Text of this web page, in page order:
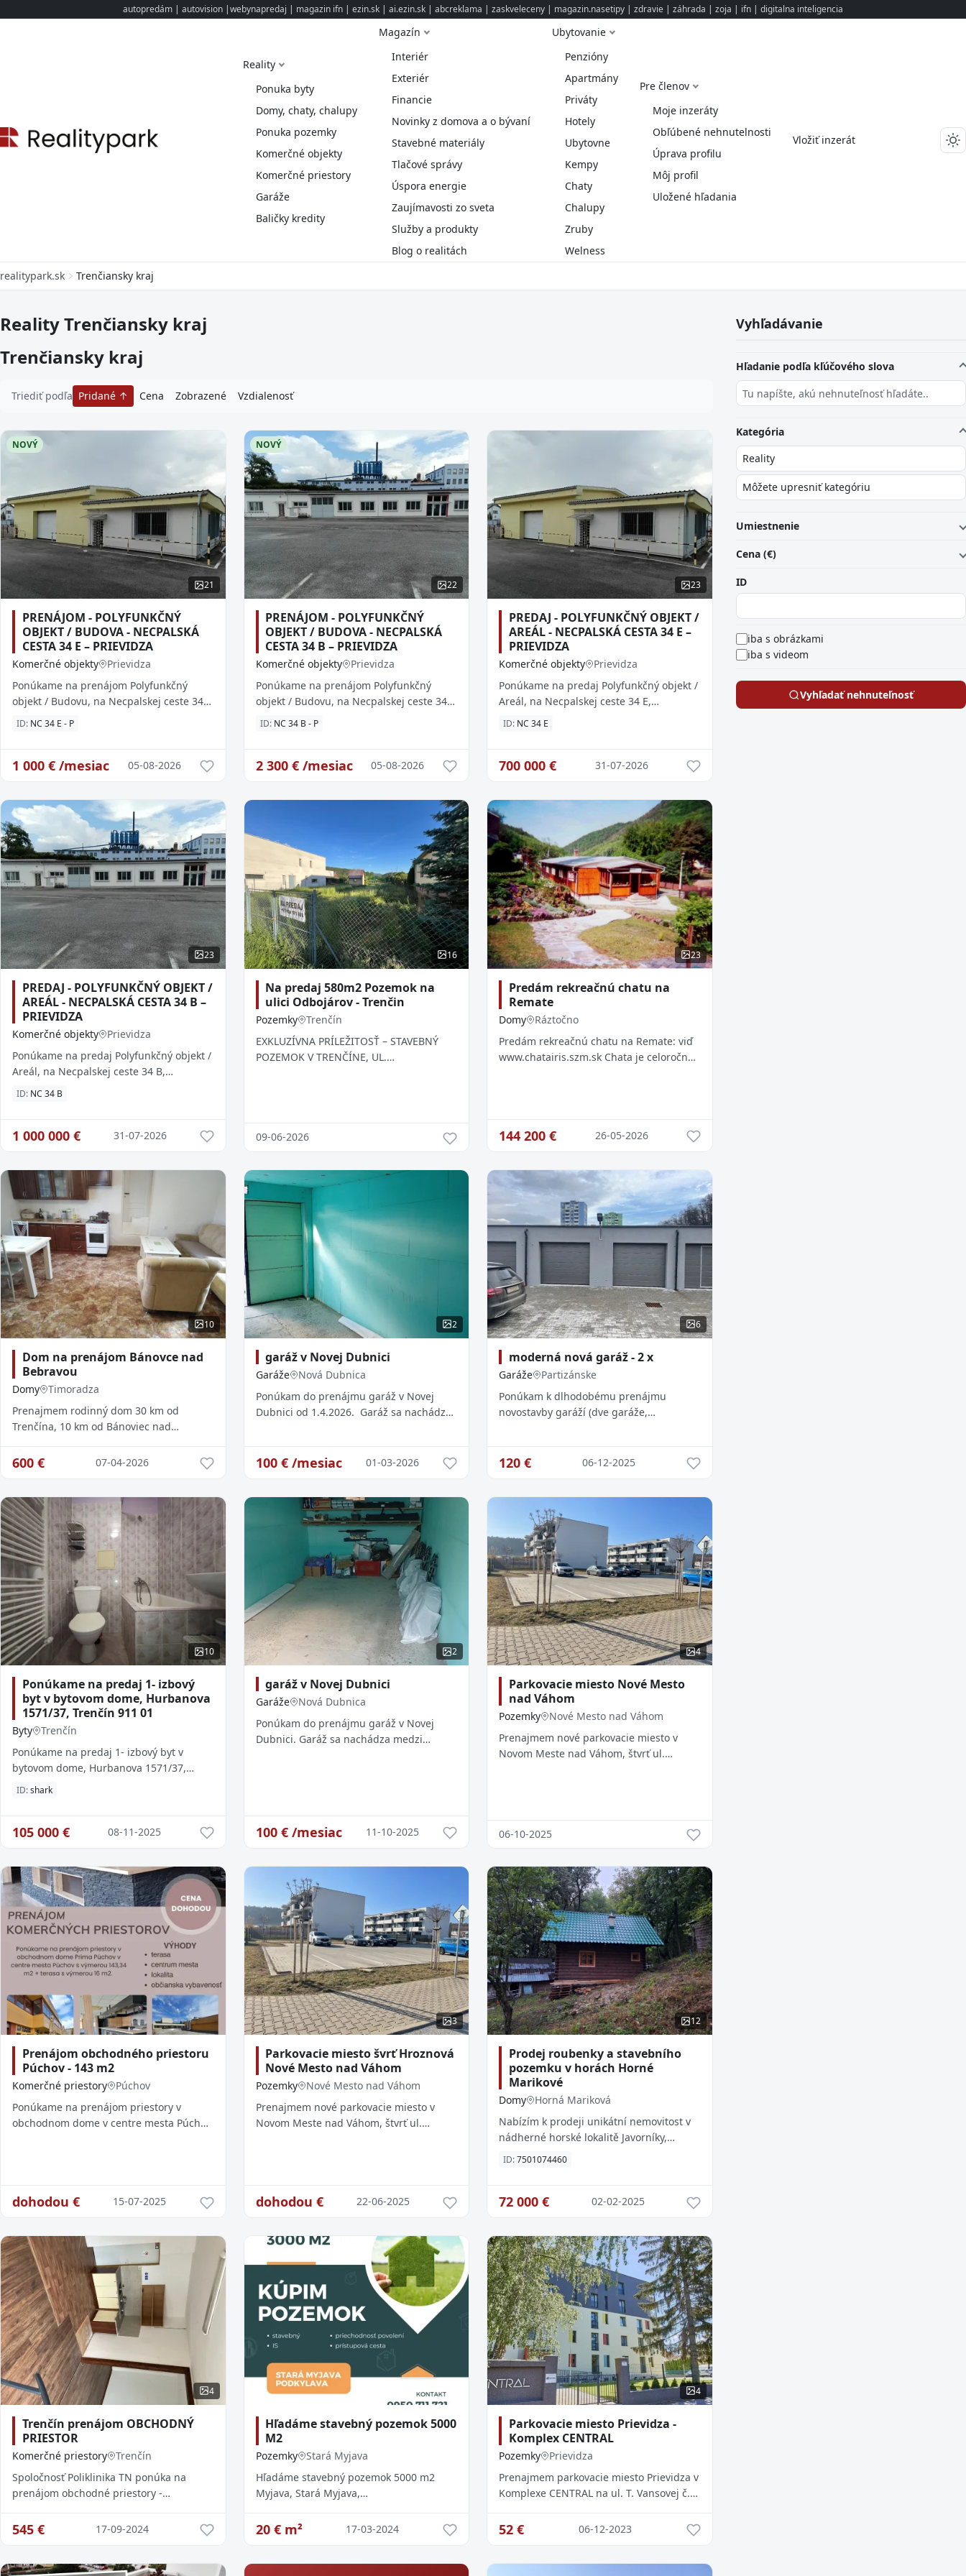
autopredám | autovision |webynapredaj | magazin ifn | ezin.sk | ai.ezin.sk | abcreklama | zaskveleceny | magazin.nasetipy | zdravie | záhrada | zoja | ifn | digitalna inteligencia
Reality
Ponuka byty
Domy, chaty, chalupy
Ponuka pozemky
Komerčné objekty
Komerčné priestory
Garáže
Baličky kredity
Magazín
Interiér
Exteriér
Financie
Novinky z domova a o bývaní
Stavebné materiály
Tlačové správy
Úspora energie
Zaujímavosti zo sveta
Služby a produkty
Blog o realitách
Ubytovanie
Penzióny
Apartmány
Priváty
Hotely
Ubytovne
Kempy
Chaty
Chalupy
Zruby
Welness
Pre členov
Moje inzeráty
Obľúbené nehnutelnosti
Úprava profilu
Môj profil
Uložené hľadania
Vložiť inzerát
realitypark.sk Trenčiansky kraj
Reality Trenčiansky kraj
Trenčiansky kraj
Triediť podľa Pridané Cena Zobrazené Vzdialenosť
NOVÝ
21
PRENÁJOM - POLYFUNKČNÝ
OBJEKT / BUDOVA - NECPALSKÁ
CESTA 34 E – PRIEVIDZA
Komerčné objekty
Prievidza
Ponúkame na prenájom Polyfunkčný
objekt / Budovu, na Necpalskej ceste 34
E, v Prievidzi (oproti LIDLu). Budova
ID: NC 34 E - P
1 000 € /mesiac 05-08-2026
NOVÝ
22
PRENÁJOM - POLYFUNKČNÝ
OBJEKT / BUDOVA - NECPALSKÁ
CESTA 34 B – PRIEVIDZA
Komerčné objekty
Prievidza
Ponúkame na prenájom Polyfunkčný
objekt / Budovu, na Necpalskej ceste 34
B, v Prievidzi (oproti LIDLu). Budova
ID:NC 34 B - P
2 300 € /mesiac 05-08-2026
23
PREDAJ - POLYFUNKČNÝ OBJEKT /
AREÁL - NECPALSKÁ CESTA 34 E –
PRIEVIDZA
Komerčné objekty
Prievidza
Ponúkame na predaj Polyfunkčný objekt /
Areál, na Necpalskej ceste 34 E,
v Prievidzi (oproti LIDLu). Objekt / Areál
ID: NC 34 E
700 000 € 31-07-2026
23
PREDAJ - POLYFUNKČNÝ OBJEKT /
AREÁL - NECPALSKÁ CESTA 34 B –
PRIEVIDZA
Komerčné objekty
Prievidza
Ponúkame na predaj Polyfunkčný objekt /
Areál, na Necpalskej ceste 34 B,
ID: NC 34 B
1 000 000 € 31-07-2026
16
Na predaj 580m2 Pozemok na
ulici Odbojárov - Trenčin
Pozemky
Trenčín
EXKLUZÍVNA PRÍLEŽITOSŤ – STAVEBNÝ
POZEMOK V TRENČÍNE, UL.
09-06-2026
23
Predám rekreačnú chatu na
Remate
Domy
Ráztočno
Predám rekreačnú chatu na Remate: viď
www.chatairis.szm.sk Chata je celoročne
144 200 € 26-05-2026
10
Dom na prenájom Bánovce nad
Bebravou
Domy
Timoradza
Prenajmem rodinný dom 30 km od
Trenčína, 10 km od Bánoviec nad
Dom má obývačko-kuchyňu, spálňu,
600 € 07-04-2026
2
garáž v Novej Dubnici
Garáže
Nová Dubnica
Ponúkam do prenájmu garáž v Novej
Dubnici od 1.4.2026. Garáž sa nachádza
100 € /mesiac 01-03-2026
6
moderná nová garáž - 2 x
Garáže
Partizánske
Ponúkam k dlhodobému prenájmu
novostavby garáží (dve garáže,
elektronickú
120 € 06-12-2025
10
Ponúkame na predaj 1- izbový
byt v bytovom dome, Hurbanova
1571/37, Trenčín 911 01
Byty
Trenčín
Ponúkame na predaj 1- izbový byt v
bytovom dome, Hurbanova 1571/37,
Trenčín 911 01 Popis nehnuteľnosti
ID:shark
105 000 € 08-11-2025
2
garáž v Novej Dubnici
Garáže
Nová Dubnica
Ponúkam do prenájmu garáž v Novej
Dubnici. Garáž sa nachádza medzi
100 € /mesiac 11-10-2025
4
Parkovacie miesto Nové Mesto
nad Váhom
Pozemky
Nové Mesto nad Váhom
Prenajmem nové parkovacie miesto v
Novom Meste nad Váhom, štvrť ul.
06-10-2025
Prenájom obchodného priestoru
Púchov - 143 m2
Komerčné priestory
Púchov
Ponúkame na prenájom priestory v
obchodnom dome v centre mesta Púchov
dohodou € 15-07-2025
3
Parkovacie miesto švrť Hroznová
Nové Mesto nad Váhom
Pozemky
Nové Mesto nad Váhom
Prenajmem nové parkovacie miesto v
Novom Meste nad Váhom, štvrť ul.
dohodou € 22-06-2025
12
Prodej roubenky a stavebního
pozemku v horách Horné
Marikové
Domy
Horná Mariková
Nabízím k prodeji unikátní nemovitost v
nádherné horské lokalitě Javorníky,
pouhých 10km od Českých hranic.
ID:7501074460
72 000 € 02-02-2025
4
Trenčín prenájom OBCHODNÝ
PRIESTOR
Komerčné priestory
Trenčín
Spoločnosť Poliklinika TN ponúka na
prenájom obchodné priestory -
budove Polikliniky vo výmere 44 m2 - na
545 € 17-09-2024
Hľadáme stavebný pozemok 5000
M2
Pozemky
Stará Myjava
Hľadáme stavebný pozemok 5000 m2
Myjava, Stará Myjava,
do 100 m, prístupová cesta.
20 € m² 17-03-2024
4
Parkovacie miesto Prievidza -
Komplex CENTRAL
Pozemky
Prievidza
Prenajmem parkovacie miesto Prievidza v
Komplexe CENTRAL na ul. T. Vansovej č.
Parkovacie miesto je v centre
52 € 06-12-2023
Vyhľadávanie
Hľadanie podľa kľúčového slova
Kategória
Umiestnenie
Cena (€)
ID
iba s obrázkami
iba s videom
Vyhľadať nehnuteľnosť